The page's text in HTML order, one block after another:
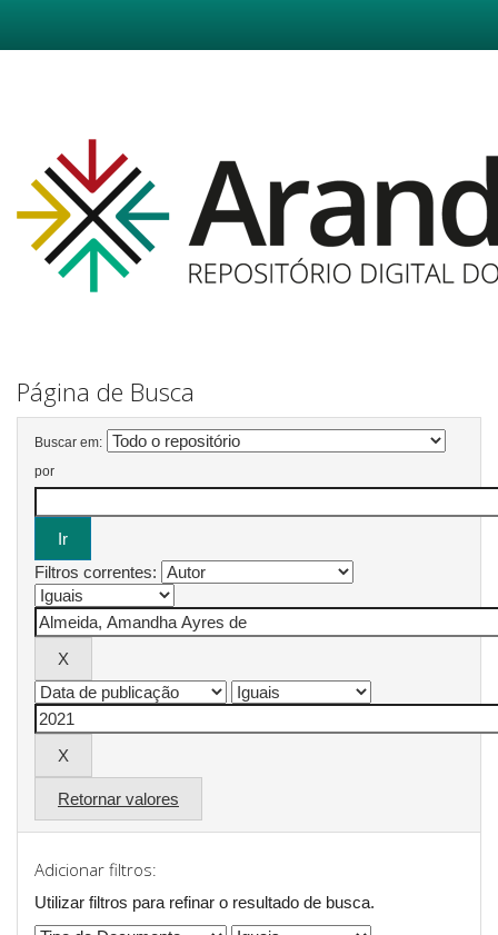
Página de Busca
Buscar em:
por
Filtros correntes:
Retornar valores
Adicionar filtros:
Utilizar filtros para refinar o resultado de busca.